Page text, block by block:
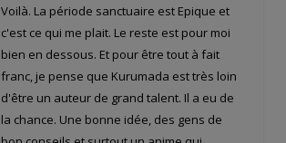
Voilà. La période sanctuaire est Epique et
c'est ce qui me plait. Le reste est pour moi
bien en dessous. Et pour être tout à fait
franc, je pense que Kurumada est très loin
d'être un auteur de grand talent. Il a eu de
la chance. Une bonne idée, des gens de